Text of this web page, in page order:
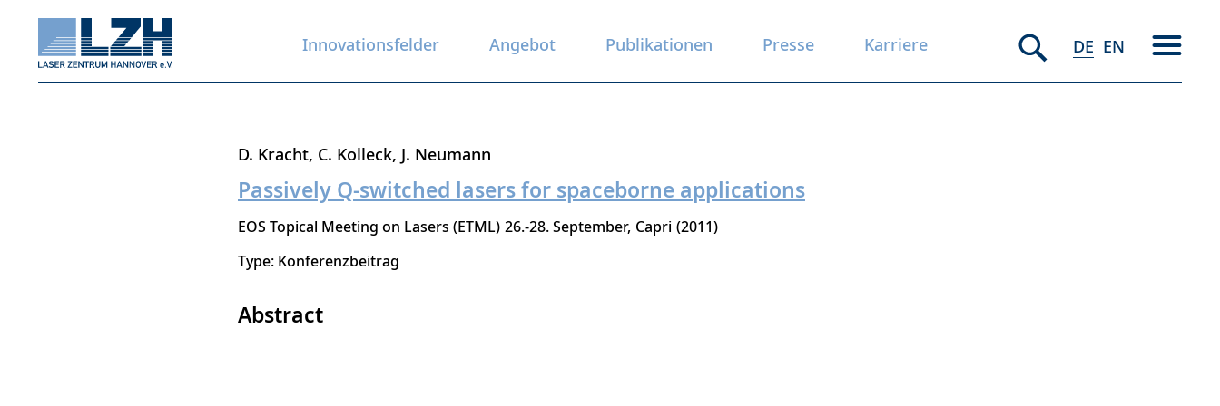
Innovationsfelder Angebot Publikationen Presse Karriere DE EN
D. Kracht C. Kolleck J. Neumann
Passively Q-switched lasers for spaceborne applications
EOS Topical Meeting on Lasers (ETML) 26.-28. September Capri 2011
Type: Konferenzbeitrag
Abstract